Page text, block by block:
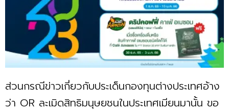
ส่วนกรณีข่าวเกี่ยวกับประเด็นกองทุนต่างประเทศอ้าง
ว่า OR ละเมิดสิทธิมนุษยชนในประเทศเมียนมานั้น ขอ